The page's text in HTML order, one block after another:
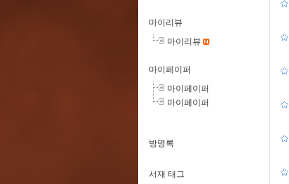
마이리뷰
마이리뷰
마이페이퍼
마이페이퍼
마이페이퍼
방명록
서재 태그